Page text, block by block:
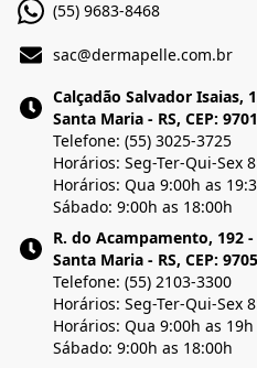
(55) 9683-8468
sac@dermapelle.com.br
Calçadão Salvador Isaias,
Santa Maria - RS, CEP:
Telefone: (55) 3025-3725
Horários: Seg-Ter-Qui-Sex
Horários: Qua 9:00h as
Sábado: 9:00h as 18:00h
R. do Acampamento, 192
Santa Maria - RS, CEP:
Telefone: (55) 2103-3300
Horários: Seg-Ter-Qui-Sex
Horários: Qua 9:00h as 19h
Sábado: 9:00h as 18:00h